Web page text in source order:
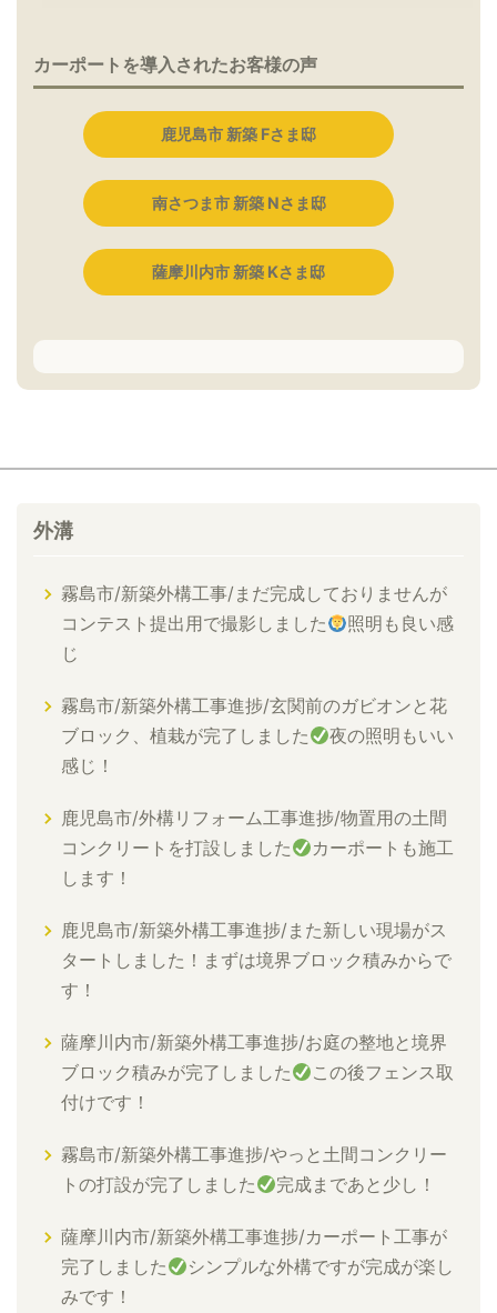
カーポートを導入されたお客様の声
鹿児島市 新築 Fさま邸
南さつま市 新築 Nさま邸
薩摩川内市 新築 Kさま邸
外溝
霧島市/新築外構工事/まだ完成しておりませんが
コンテスト提出用で撮影しました
照明も良い感
じ
霧島市/新築外構工事進捗/玄関前のガビオンと花
ブロック、植栽が完了しました
夜の照明もいい
感じ！
鹿児島市/外構リフォーム工事進捗/物置用の土間
コンクリートを打設しました
カーポートも施工
します！
鹿児島市/新築外構工事進捗/また新しい現場がス
タートしました！まずは境界ブロック積みからで
す！
薩摩川内市/新築外構工事進捗/お庭の整地と境界
ブロック積みが完了しました
この後フェンス取
付けです！
霧島市/新築外構工事進捗/やっと土間コンクリー
トの打設が完了しました
完成まであと少し！
薩摩川内市/新築外構工事進捗/カーポート工事が
完了しました
シンプルな外構ですが完成が楽し
みです！